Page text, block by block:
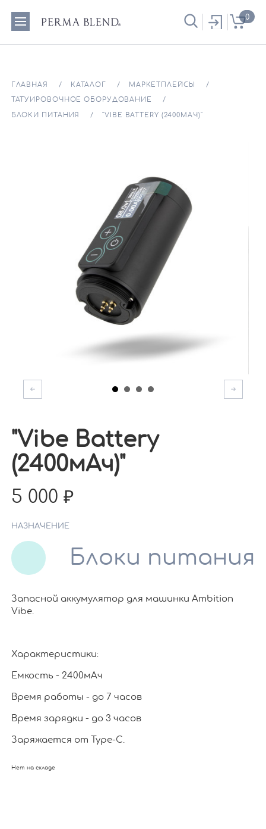
0
ГЛАВНАЯ КАТАЛОГ МАРКЕТПЛЕЙСЫ
ТАТУИРОВОЧНОЕ ОБОРУДОВАНИЕ
БЛОКИ ПИТАНИЯ "VIBE BATTERY (2400МАЧ)"
"Vibe Battery
(2400мАч)"
5 000
НАЗНАЧЕНИЕ
Блоки питания
Запасной аккумулятор для машинки Ambition
Vibe.
Характеристики:
Емкость - 2400мАч
Время работы - до 7 часов
Время зарядки - до 3 часов
Заряжается от Type-C.
Нет на складе